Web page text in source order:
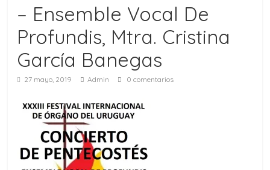
– Ensemble Vocal De
Profundis, Mtra. Cristina
García Banegas
27 mayo, 2019 Admin 0 comentarios